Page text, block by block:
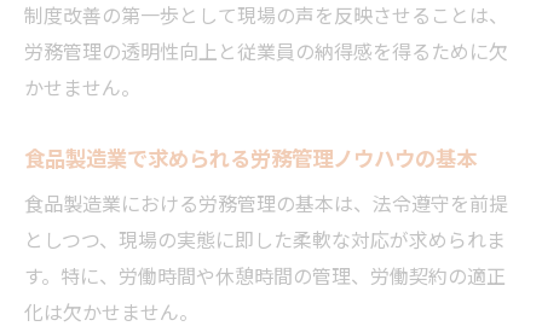
食品製造業の業務マニュアル作成と運用ポ
イント
化手法
食品製造業コンサルタント流の情報共有と
継承戦略
食品製造業における属人化解消の具体的な
プロセス
制度改善の第一歩として現場の声を反映させることは、
労務管理の透明性向上と従業員の納得感を得るために欠
かせません。
食品製造業で求められる労務管理ノウハウの基本
食品製造業における労務管理の基本は、法令遵守を前提
としつつ、現場の実態に即した柔軟な対応が求められま
す。特に、労働時間や休憩時間の管理、労働契約の適正
化は欠かせません。